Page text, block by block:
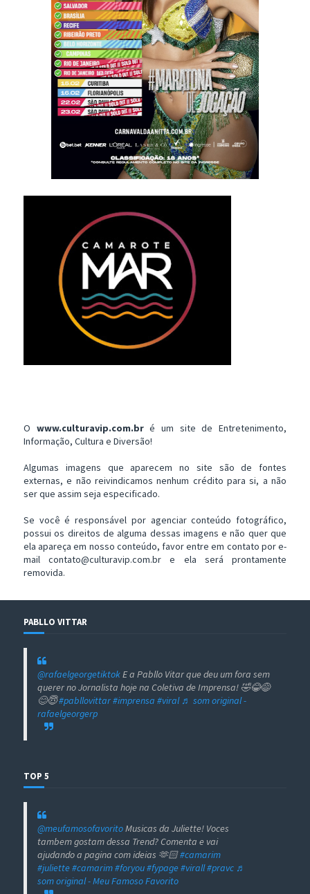
O www.culturavip.com.bré um site de Entretenimento,
Informação, Cultura e Diversão!
Algumas imagens que aparecem no site são de fontes
externas, e não reivindicamos nenhum crédito para si, a não
ser que assim seja especificado.
Se você é responsável por agenciar conteúdo fotográfico,
possui os direitos de alguma dessas imagens e não quer que
ela apareça em nosso conteúdo, favor entre em contato por e-
mail contato@culturavip.com.br e ela será prontamente
removida.
PABLLO VITTAR
@rafaelgeorgetiktokE a Pabllo Vitar que deu um fora sem
querer no Jornalista hoje na Coletiva de Imprensa! 🤣😂😅
😊😇#pabllovittar#imprensa #viral ♬ som original -
rafaelgeorgerp
TOP 5
@meufamosofavoritoMusicas da Juliette! Voces
tambem gostam dessa Trend? Comenta e vai
ajudando a pagina com ideias 🫶🏻#camarim
#juliette#camarim#foryou#fypage#virall#pravc ♬
som original - Meu Famoso Favorito